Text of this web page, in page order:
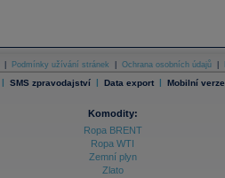
Podmínky užívání stránek Ochrana osobních údajů
| SMS zpravodajství | Data export | Mobilní verze
Komodity:
Ropa BRENT
Ropa WTI
Zemní plyn
Zlato